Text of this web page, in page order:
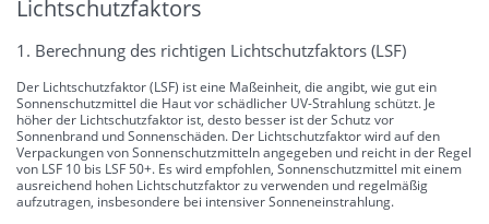
Lichtschutzfaktors
1. Berechnung des richtigen Lichtschutzfaktors (LSF)
Der Lichtschutzfaktor (LSF) ist eine Maßeinheit, die angibt, wie gut ein
Sonnenschutzmittel die Haut vor schädlicher UV-Strahlung schützt. Je
höher der Lichtschutzfaktor ist, desto besser ist der Schutz vor
Sonnenbrand und Sonnenschäden. Der Lichtschutzfaktor wird auf den
Verpackungen von Sonnenschutzmitteln angegeben und reicht in der Regel
von LSF 10 bis LSF 50+. Es wird empfohlen, Sonnenschutzmittel mit einem
ausreichend hohen Lichtschutzfaktor zu verwenden und regelmäßig
aufzutragen, insbesondere bei intensiver Sonneneinstrahlung.